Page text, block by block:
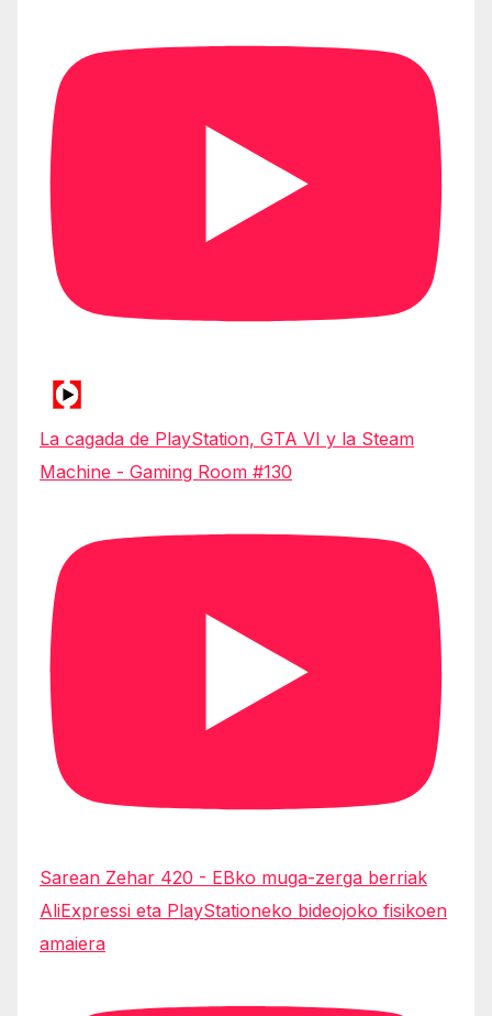
La cagada de PlayStation, GTA VI y la Steam
Machine - Gaming Room #130
Sarean Zehar 420 - EBko muga-zerga berriak
AliExpressi eta PlayStationeko bideojoko fisikoen
amaiera